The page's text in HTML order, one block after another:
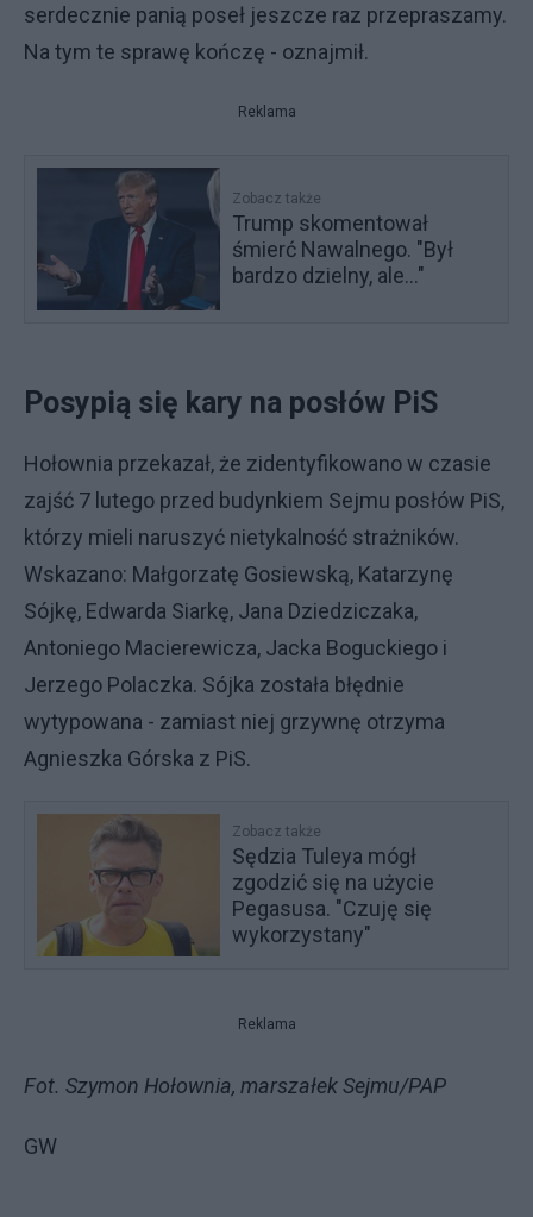
serdecznie panią poseł jeszcze raz przepraszamy.
Na tym te sprawę kończę - oznajmił.
Reklama
Zobacz także
Trump skomentował
śmierć Nawalnego. "Był
bardzo dzielny, ale..."
Posypią się kary na posłów PiS
Hołownia przekazał, że zidentyfikowano w czasie
zajść 7 lutego przed budynkiem Sejmu posłów PiS,
którzy mieli naruszyć nietykalność strażników.
Wskazano: Małgorzatę Gosiewską, Katarzynę
Sójkę, Edwarda Siarkę, Jana Dziedziczaka,
Antoniego Macierewicza, Jacka Boguckiego i
Jerzego Polaczka. Sójka została błędnie
wytypowana - zamiast niej grzywnę otrzyma
Agnieszka Górska z PiS.
Zobacz także
Sędzia Tuleya mógł
zgodzić się na użycie
Pegasusa. "Czuję się
wykorzystany"
Reklama
Fot. Szymon Hołownia, marszałek Sejmu/PAP
GW